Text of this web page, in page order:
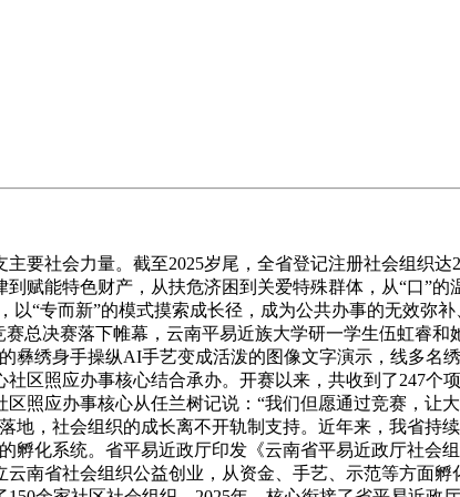
会力量。截至2025岁尾，全省登记注册社会组织达2
赋能特色财产，从扶危济困到关爱特殊群体，从“口”
“专而新”的模式摸索成长径，成为公共办事的无效弥
总决赛落下帷幕，云南平易近族大学研一学生伍虹睿
彝绣身手操纵AI手艺变成活泼的图像文字演示，线多名
区照应办事核心结合承办。开赛以来，共收到了247个
照应办事核心从任兰树记说：“我们但愿通过竞赛，让
地，社会组织的成长离不开轨制支持。近年来，我省持
孵化系统。省平易近政厅印发《云南省平易近政厅社会
南省社会组织公益创业，从资金、手艺、示范等方面